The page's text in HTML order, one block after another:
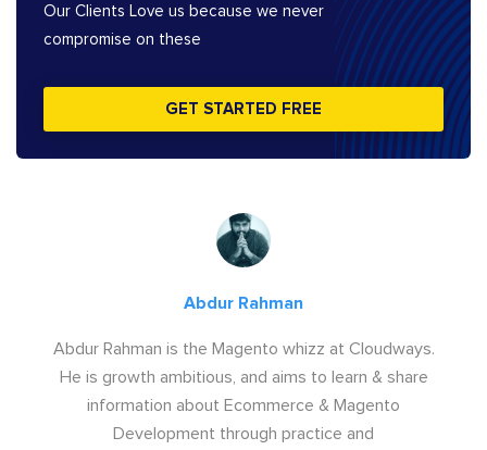
Our Clients Love us because we never
compromise on these
GET STARTED FREE
Abdur Rahman
Abdur Rahman is the Magento whizz at Cloudways.
He is growth ambitious, and aims to learn & share
information about Ecommerce & Magento
Development through practice and